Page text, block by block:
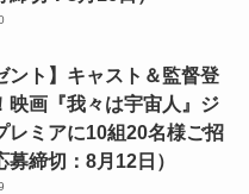
ント】キャスト＆監督登
映画『我々は宇宙人』ジ
レミアに10組20名様ご招
締切：8月12日）